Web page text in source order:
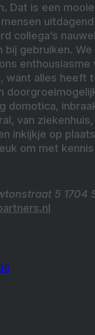
Dat is een
collega’s
bij gebruiken.
want alles heeft
domotica,
van
inkijkje op
om met
5